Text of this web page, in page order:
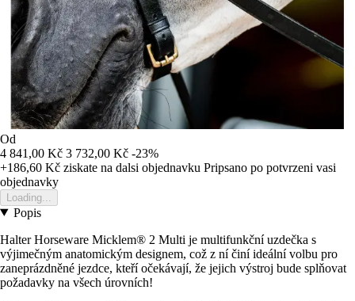
Od
4 841,00 Kč 3 732,00 Kč -23%
+186,60 Kč ziskate na dalsi objednavku Pripsano po potvrzeni vasi
objednavky
Loading...
Popis
Halter Horseware Micklem® 2 Multi je multifunkční uzdečka s
výjimečným anatomickým designem, což z ní činí ideální volbu pro
zaneprázdněné jezdce, kteří očekávají, že jejich výstroj bude splňovat
požadavky na všech úrovních!